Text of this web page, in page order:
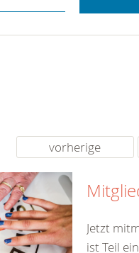
Hotline.
gerne.
rund um die
vorherige
Jetzt
ist Teil